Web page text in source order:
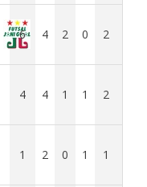
6 4 2 0 2
4 4 1 1 2
1 2 0 1 1